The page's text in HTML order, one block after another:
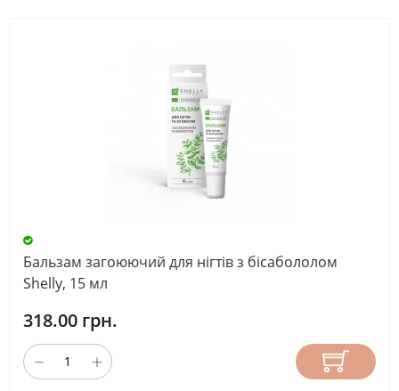
Бальзам загоюючий для нігтів з бісабололом
Shelly, 15 мл
318.00 грн.